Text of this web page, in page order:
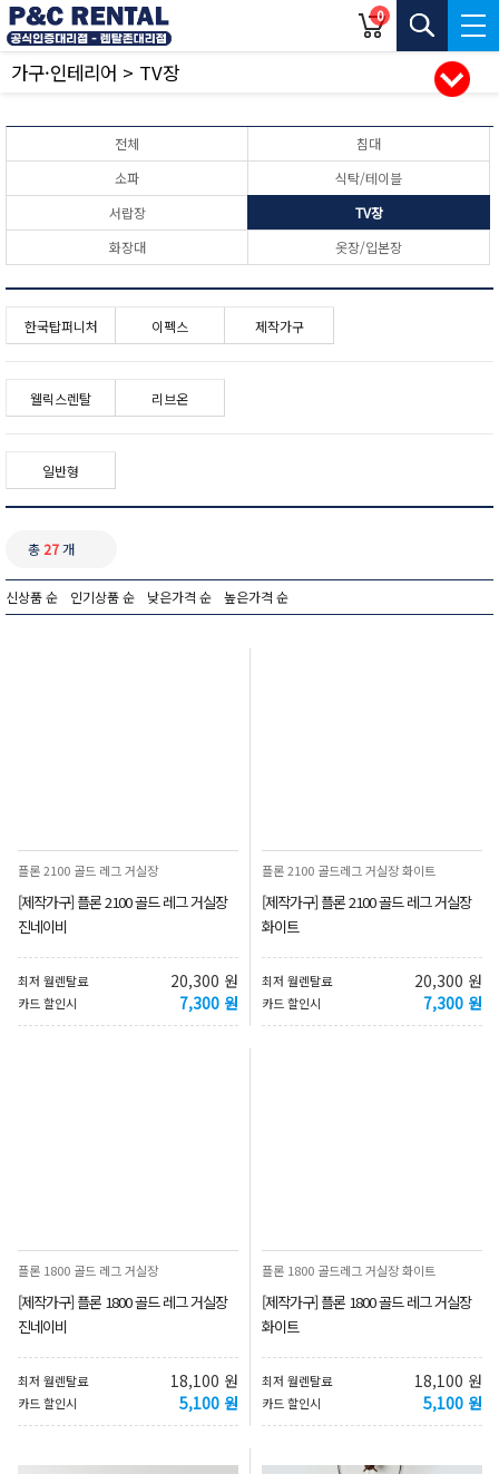
0
가구·인테리어 > TV장
전체
침대
소파
식탁/테이블
서랍장
TV장
화장대
옷장/입본장
한국탑퍼니처 이펙스 제작가구
웰릭스렌탈 리브온
일반형
총 27개
신상품 순 인기상품 순 낮은가격 순 높은가격 순
플론 2100 골드 레그 거실장
[제작가구] 플론 2100 골드 레그 거실장
진네이비
최저 월렌탈료 20,300 원
카드 할인시 7,300 원
플론 2100 골드레그 거실장 화이트
[제작가구] 플론 2100 골드 레그 거실장
화이트
최저 월렌탈료 20,300 원
카드 할인시 7,300 원
플론 1800 골드 레그 거실장
[제작가구] 플론 1800 골드 레그 거실장
진네이비
최저 월렌탈료 18,100 원
카드 할인시 5,100 원
플론 1800 골드레그 거실장 화이트
[제작가구] 플론 1800 골드 레그 거실장
화이트
최저 월렌탈료 18,100 원
카드 할인시 5,100 원